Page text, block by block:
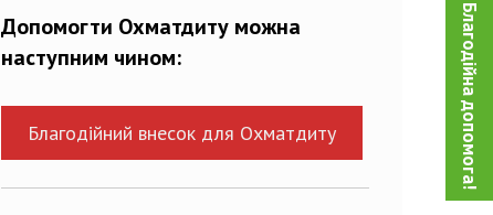
Благодійна допомога!
Допомогти Охматдиту можна
наступним чином:
Благодійний внесок для Охматдиту